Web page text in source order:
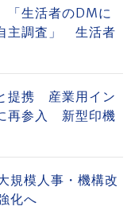
「生活者のDMに
主調査」 生活者
提携 産業用イン
再参入 新型印機
規模人事・機構改
化へ